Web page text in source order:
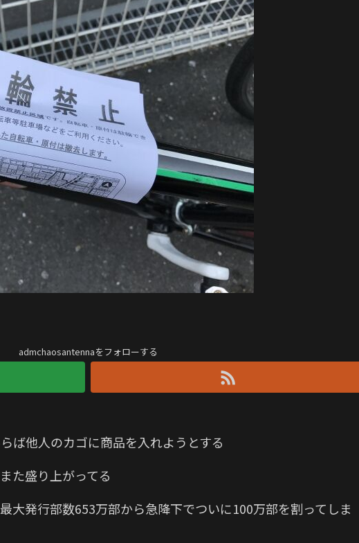
admchaosantennaをフォローする
ば他人のカゴに商品を入れようとする
た盛り上がってる
大発行部数653万部から急降下でついに100万部を割ってしま